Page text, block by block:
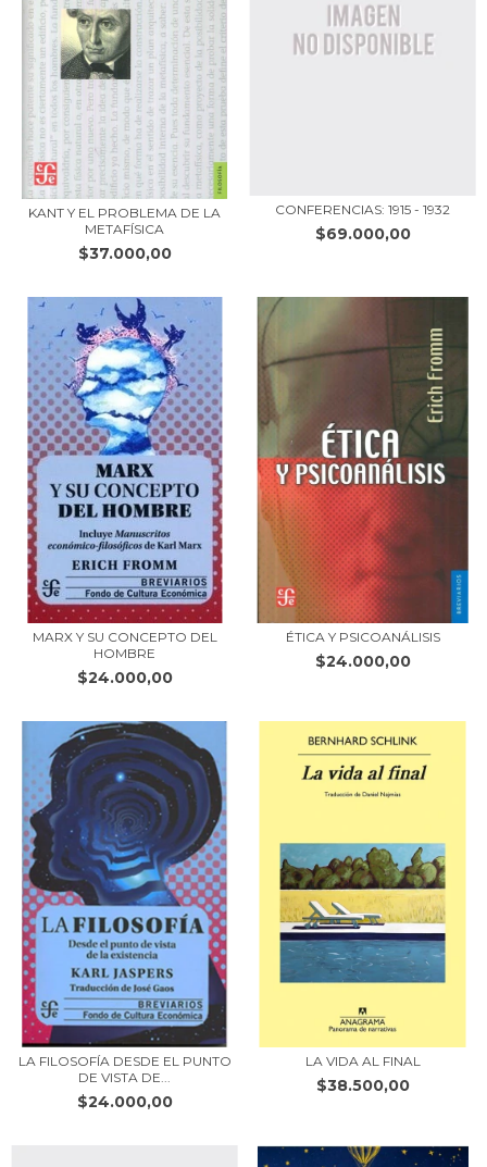
KANT Y EL PROBLEMA DE LA
METAFÍSICA
$37.000,00
CONFERENCIAS: 1915 - 1932
$69.000,00
MARX Y SU CONCEPTO DEL
HOMBRE
$24.000,00
ÉTICA Y PSICOANÁLISIS
$24.000,00
LA FILOSOFÍA DESDE EL PUNTO
DE VISTA DE...
$24.000,00
LA VIDA AL FINAL
$38.500,00